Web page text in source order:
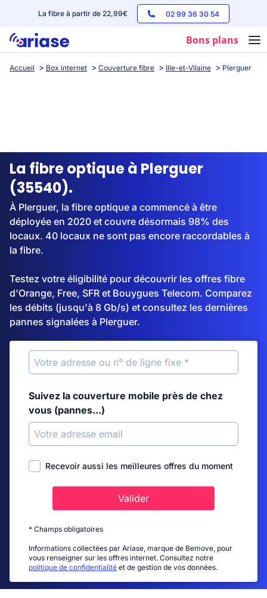
La fibre à partir de 22,99€ 02 99 36 30 54
Bons plans
Box internet
Streaming
Accueil Box internet Couverture fibre Ille-et-Vilaine Plerguer
La fibre optique à Plerguer
(35540).
À Plerguer, la fibre optique a commencé à être
déployée en 2020 et couvre désormais 98% des
locaux. 40 locaux ne sont pas encore raccordables à
la fibre.
Testez votre éligibilité pour découvrir les offres fibre
d'Orange, Free, SFR et Bouygues Telecom. Comparez
les débits (jusqu'à 8 Gb/s) et consultez les dernières
pannes signalées à Plerguer.
Suivez la couverture mobile près de chez
vous (pannes...)
Recevoir aussi les meilleures offres du moment
Valider
* Champs obligatoires
Informations collectées par Ariase, marque de Bemove, pour
vous renseigner sur les offres internet. Consultez notre
politique de confidentialité et de gestion de vos données.